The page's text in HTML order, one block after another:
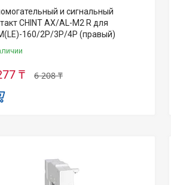
и сигнальный
CHINT AX/AL-M2 R для
160/2P/3P/4P (правый)
6 208 ₸
₸